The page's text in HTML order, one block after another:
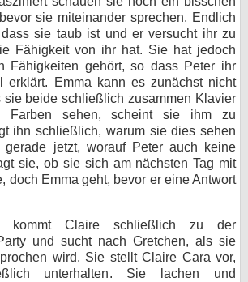
sie miteinander sprechen. Endlich
sie taub ist und er versucht ihr zu
Fähigkeit von ihr hat. Sie hat jedoch
Fähigkeiten gehört, so dass Peter ihr
erklärt. Emma kann es zunächst nicht
sie beide schließlich zusammen Klavier
Farben sehen, scheint sie ihm zu
ihn schließlich, warum sie dies sehen
gerade jetzt, worauf Peter auch keine
sie, ob sie sich am nächsten Tag mit
doch Emma geht, bevor er eine Antwort
kommt Claire schließlich zu der
und sucht nach Gretchen, als sie
wird. Sie stellt Claire Cara vor,
unterhalten. Sie lachen und